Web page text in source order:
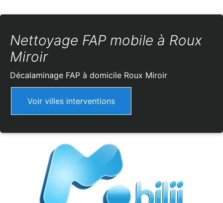
Nettoyage FAP mobile à Roux
Miroir
Décalaminage FAP à domicile Roux Miroir
Voir villes interventions